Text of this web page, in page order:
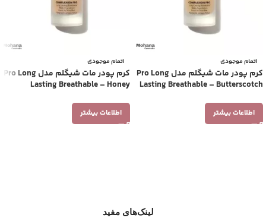
اتمام موجودی
کرم پودر مات شیگلم مدل Pro Long
Lasting Breathable – Butterscotch
اطلاعات بیشتر
اتمام موجودی
کرم پودر مات شیگلم مدل Pro Long
Lasting Breathable – Honey
اطلاعات بیشتر
لینک‌های مفید